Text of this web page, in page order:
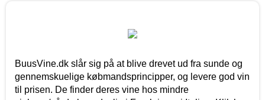
BuusVine.dk slår sig på at blive drevet ud fra sunde og
gennemskuelige købmandsprincipper, og levere god vin
til prisen. De finder deres vine hos mindre